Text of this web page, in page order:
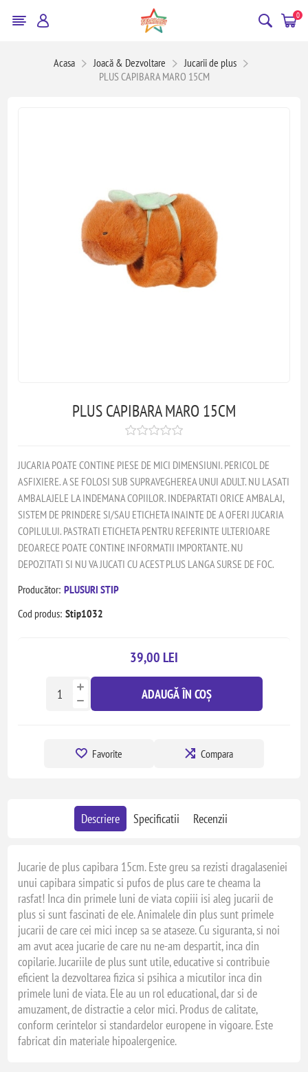
0
Acasa Joacă & Dezvoltare
Jucarii de plus
PLUS CAPIBARA MARO 15CM
PLUS CAPIBARA MARO 15CM
JUCARIA POATE CONTINE PIESE DE MICI DIMENSIUNI. PERICOL DE
ASFIXIERE. A SE FOLOSI SUB SUPRAVEGHEREA UNUI ADULT. NU LASATI
AMBALAJELE LA INDEMANA COPIILOR. INDEPARTATI ORICE AMBALAJ,
SISTEM DE PRINDERE SI/SAU ETICHETA INAINTE DE A OFERI JUCARIA
COPILULUI. PASTRATI ETICHETA PENTRU REFERINTE ULTERIOARE
DEOARECE POATE CONTINE INFORMATII IMPORTANTE. NU
DEPOZITATI SI NU VA JUCATI CU ACEST PLUS LANGA SURSE DE FOC.
Producător: PLUSURI STIP
Cod produs: Stip1032
39,00 LEI
ADAUGĂ ÎN COȘ
Favorite Compara
Descriere Specificatii Recenzii
Jucarie de plus capibara 15cm. Este greu sa rezisti dragalaseniei
unui capibara simpatic si pufos de plus care te cheama la
rasfat! Inca din primele luni de viata copiii isi aleg jucarii de
plus si sunt fascinati de ele. Animalele din plus sunt primele
jucarii de care cei mici incep sa se ataseze. Cu siguranta, si noi
am avut acea jucarie de care nu ne-am despartit, inca din
copilarie. Jucariile de plus sunt utile, educative si contribuie
eficient la dezvoltarea fizica si psihica a micutilor inca din
primele luni de viata. Ele au un rol educational, dar si de
amuzament, de distractie a celor mici. Produs de calitate,
conform cerintelor si standardelor europene in vigoare. Este
fabricat din materiale hipoalergenice.